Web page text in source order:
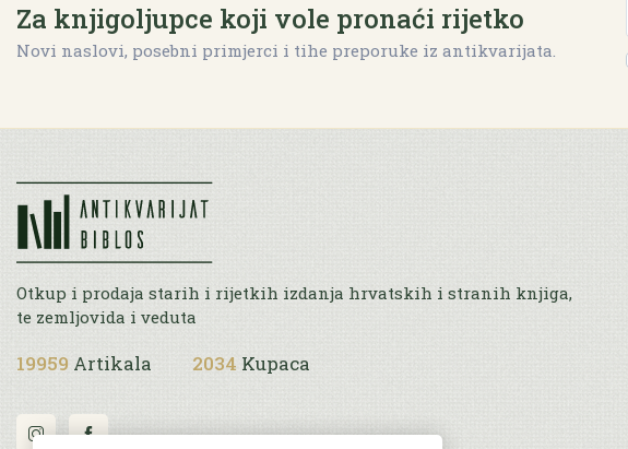
Za knjigoljupce koji vole pronaći rijetko
Novi naslovi, posebni primjerci i tihe preporuke iz antikvarijata.
Otkup i prodaja starih i rijetkih izdanja hrvatskih i stranih knjiga,
te zemljovida i veduta
19959 Artikala 2034 Kupaca